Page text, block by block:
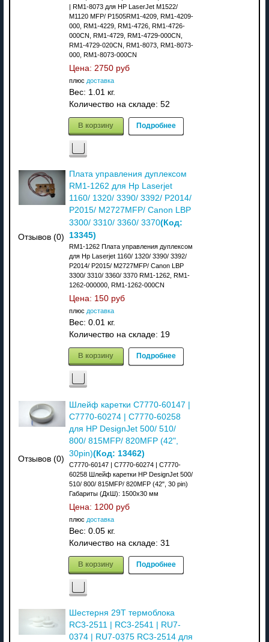
| RM1-8073 для HP LaserJet M1522/
M1120 MFP/ P1505RM1-4209, RM1-4209-
000, RM1-4229, RM1-4726, RM1-4726-
000CN, RM1-4729, RM1-4729-000CN,
RM1-4729-020CN, RM1-8073, RM1-8073-
000, RM1-8073-000CN
Цена: 2750 руб
плюс доставка
Вес: 1.01 кг.
Количество на складе: 52
В корзину Подробнее
Отзывов (0)
Плата управления дуплексом
RM1-1262 для Hp Laserjet
1160/ 1320/ 3390/ 3392/ P2014/
P2015/ M2727MFP/ Canon LBP
3300/ 3310/ 3360/ 3370(Код:
13345)
RM1-1262 Плата управления дуплексом
для Hp Laserjet 1160/ 1320/ 3390/ 3392/
P2014/ P2015/ M2727MFP/ Canon LBP
3300/ 3310/ 3360/ 3370 RM1-1262, RM1-
1262-000000, RM1-1262-000CN
Цена: 150 руб
плюс доставка
Вес: 0.01 кг.
Количество на складе: 19
В корзину Подробнее
Отзывов (0)
Шлейф каретки C7770-60147 |
C7770-60274 | C7770-60258
для HP DesignJet 500/ 510/
800/ 815MFP/ 820MFP (42",
30pin)(Код: 13462)
C7770-60147 | C7770-60274 | C7770-
60258 Шлейф каретки HP DesignJet 500/
510/ 800/ 815MFP/ 820MFP (42", 30 pin)
Габариты (ДхШ): 1500x30 мм
Цена: 1200 руб
плюс доставка
Вес: 0.05 кг.
Количество на складе: 31
В корзину Подробнее
Шестерня 29T термоблока
RC3-2511 | RC3-2541 | RU7-
0374 | RU7-0375 RC3-2514 для